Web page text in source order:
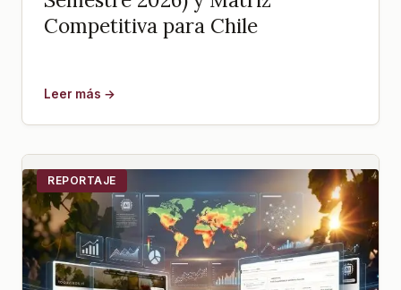
Competitiva para Chile
Leer más →
REPORTAJE